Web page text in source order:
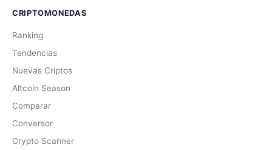
CRIPTOMONEDAS
Ranking
Tendencias
Nuevas Criptos
Altcoin Season
Comparar
Conversor
Crypto Scanner